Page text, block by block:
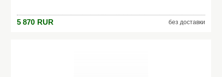
5 870 RUR без доставки